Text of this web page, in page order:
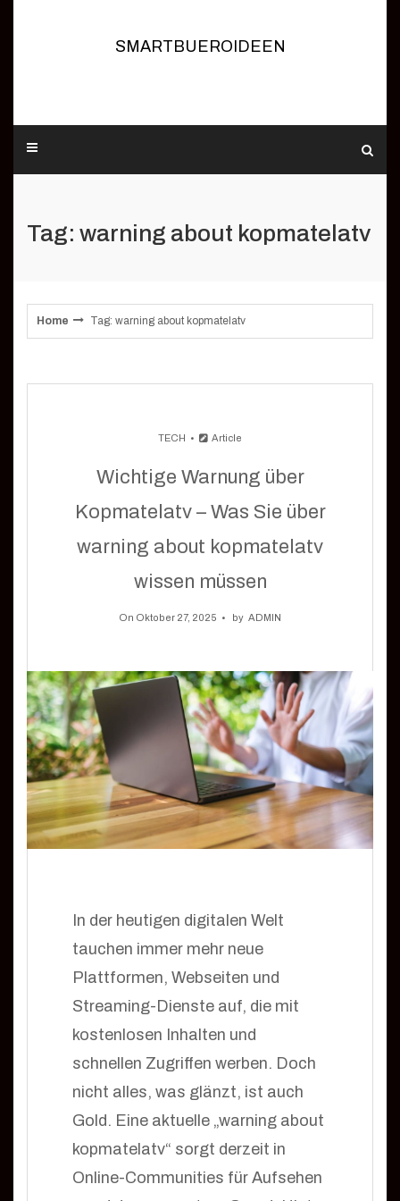
SMARTBUEROIDEEN
Tag: warning about kopmatelatv
Home Tag: warning about kopmatelatv
TECH Article
Wichtige Warnung über
Kopmatelatv – Was Sie über
warning about kopmatelatv
wissen müssen
On Oktober 27, 2025 by ADMIN
In der heutigen digitalen Welt
tauchen immer mehr neue
Plattformen, Webseiten und
Streaming-Dienste auf, die mit
kostenlosen Inhalten und
schnellen Zugriffen werben. Doch
nicht alles, was glänzt, ist auch
Gold. Eine aktuelle „warning about
kopmatelatv“ sorgt derzeit in
Online-Communities für Aufsehen